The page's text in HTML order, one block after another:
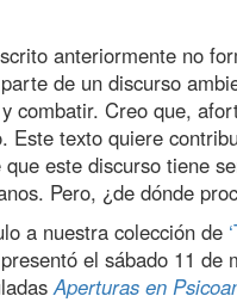
anteriormente no
de un discurso
combatir. Creo que,
Este texto quiere
este discurso tiene
Pero, ¿de dónde
a nuestra colección de
presentó el sábado 11 de
Aperturas en